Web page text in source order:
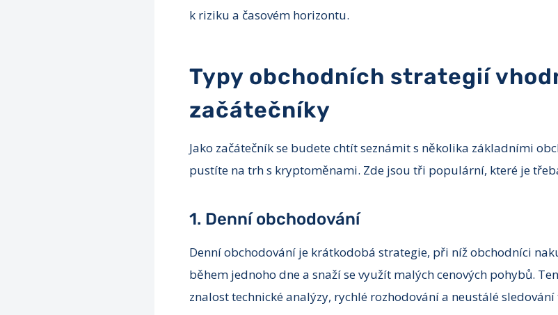
k riziku a časovém horizontu.
Typy obchodních strategií
začátečníky
Jako začátečník se budete chtít seznámit s několika základními
pustíte na trh s kryptoměnami. Zde jsou tři populární, které je
1. Denní obchodování
Denní obchodování je krátkodobá strategie, při níž obchodníci
během jednoho dne a snaží se využít malých cenových pohybů.
znalost technické analýzy, rychlé rozhodování a neustálé